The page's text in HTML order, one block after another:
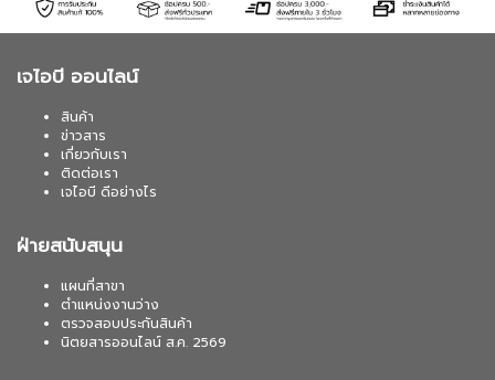
เจไอบี ออนไลน์
สินค้า
ข่าวสาร
เกี่ยวกับเรา
ติดต่อเรา
เจไอบี ดีอย่างไร
ฝ่ายสนับสนุน
แผนที่สาขา
ตำแหน่งงานว่าง
ตรวจสอบประกันสินค้า
นิตยสารออนไลน์ ส.ค. 2569